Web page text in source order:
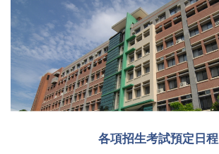
各項招生考試預定日程